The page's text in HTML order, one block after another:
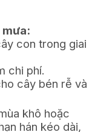
mưa:
con trong giai
chi phí.
cây bén rễ và
khô hoặc
hán kéo dài,